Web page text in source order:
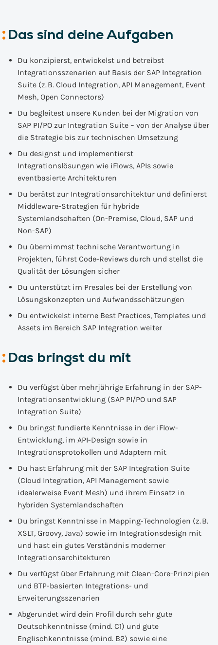
Das sind deine Aufgaben
Du konzipierst, entwickelst und betreibst
Integrationsszenarien auf Basis der SAP Integration
Suite (z. B. Cloud Integration, API Management, Event
Mesh, Open Connectors)
Du begleitest unsere Kunden bei der Migration von
SAP PI/PO zur Integration Suite – von der Analyse über
die Strategie bis zur technischen Umsetzung
Du designst und implementierst
Integrationslösungen wie iFlows, APIs sowie
eventbasierte Architekturen
Du berätst zur Integrationsarchitektur und definierst
Middleware-Strategien für hybride
Systemlandschaften (On-Premise, Cloud, SAP und
Non-SAP)
Du übernimmst technische Verantwortung in
Projekten, führst Code-Reviews durch und stellst die
Qualität der Lösungen sicher
Du unterstützt im Presales bei der Erstellung von
Lösungskonzepten und Aufwandsschätzungen
Du entwickelst interne Best Practices, Templates und
Assets im Bereich SAP Integration weiter
Das bringst du mit
Du verfügst über mehrjährige Erfahrung in der SAP-
Integrationsentwicklung (SAP PI/PO und SAP
Integration Suite)
Du bringst fundierte Kenntnisse in der iFlow-
Entwicklung, im API-Design sowie in
Integrationsprotokollen und Adaptern mit
Du hast Erfahrung mit der SAP Integration Suite
(Cloud Integration, API Management sowie
idealerweise Event Mesh) und ihrem Einsatz in
hybriden Systemlandschaften
Du bringst Kenntnisse in Mapping-Technologien (z. B.
XSLT, Groovy, Java) sowie im Integrationsdesign mit
und hast ein gutes Verständnis moderner
Integrationsarchitekturen
Du verfügst über Erfahrung mit Clean-Core-Prinzipien
und BTP-basierten Integrations- und
Erweiterungsszenarien
Abgerundet wird dein Profil durch sehr gute
Deutschkenntnisse (mind. C1) und gute
Englischkenntnisse (mind. B2) sowie eine